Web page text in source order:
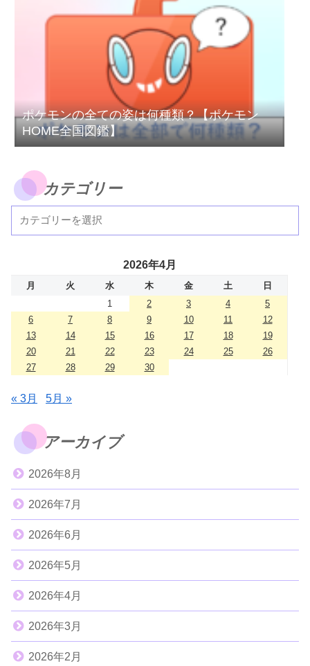
ポケモンの全ての姿は何種類？【ポケモン
HOME全国図鑑】
カテゴリー
2026年4月
月 火 水 木 金 土
日
1
2 3 4
5
6
7 8 9 10 11
12
13
14 15 16 17 18
19
20
21 22 23 24 25
26
27
28 29 30
« 3月 5月 »
アーカイブ
2026年8月
2026年7月
2026年6月
2026年5月
2026年4月
2026年3月
2026年2月